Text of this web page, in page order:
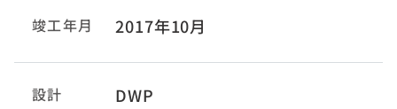
竣工年月 2017年10月
設計 DWP